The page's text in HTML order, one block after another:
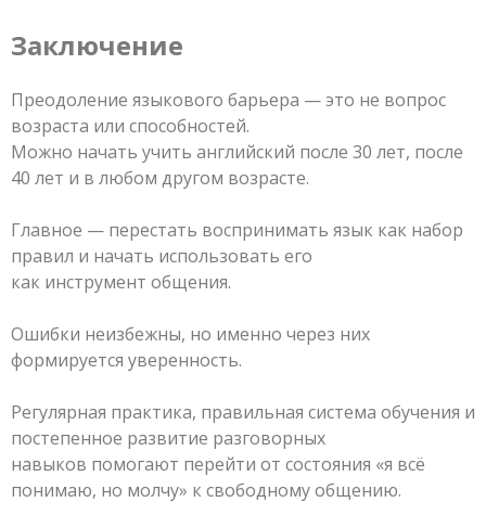
Заключение
Преодоление языкового барьера — это не вопрос
возраста или способностей.
Можно начать учить английский после 30 лет, после
40 лет и в любом другом возрасте.
Главное — перестать воспринимать язык как набор
правил и начать использовать его
как инструмент общения.
Ошибки неизбежны, но именно через них
формируется уверенность.
Регулярная практика, правильная система обучения и
постепенное развитие разговорных
навыков помогают перейти от состояния «я всё
понимаю, но молчу» к свободному общению.